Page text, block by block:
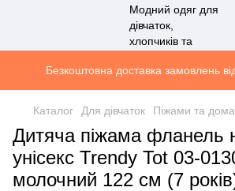
Безкоштовна доставка замовлень
Каталог Для дівчаток Піжами та
Дитяча піжама фланель
унісекс Trendy Tot 03-
молочний 122 см (7